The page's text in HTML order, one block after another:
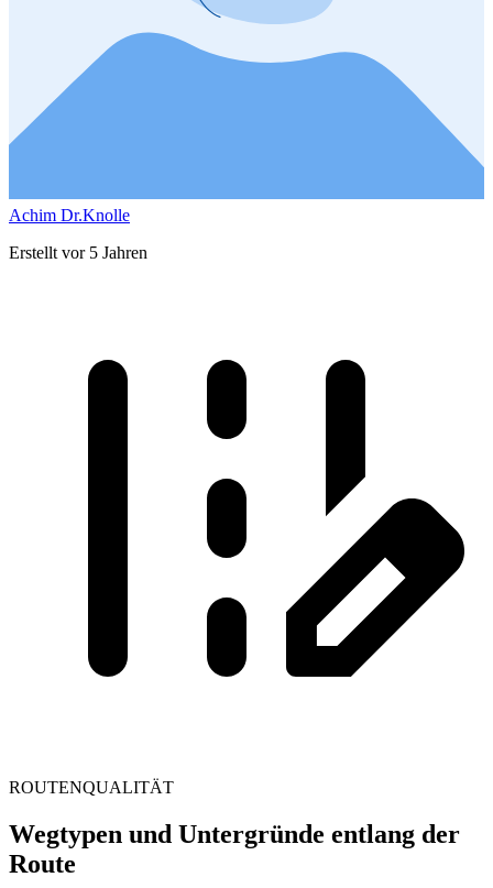
Achim Dr.Knolle
Erstellt vor 5 Jahren
ROUTENQUALITÄT
Wegtypen und Untergründe entlang der
Route